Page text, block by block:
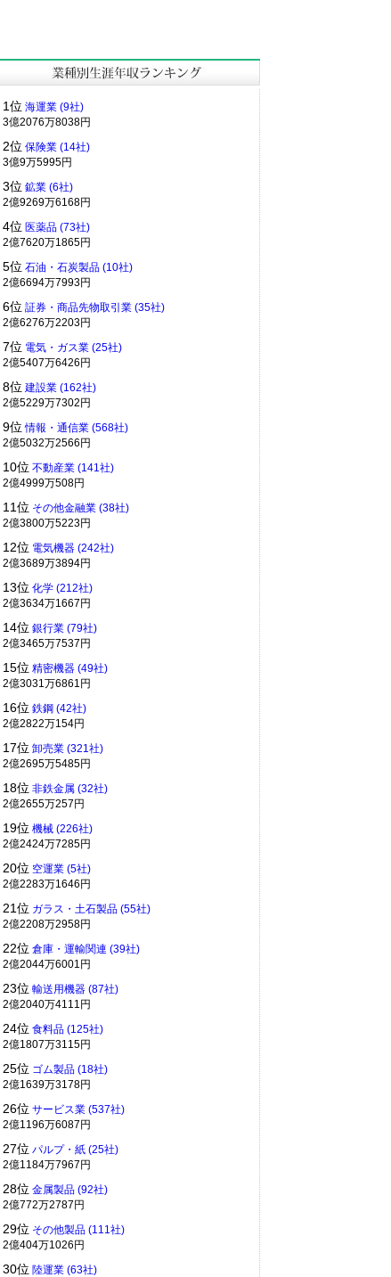
1位 海運業 (9社)
3億2076万8038円
2位 保険業 (14社)
3億9万5995円
3位 鉱業 (6社)
2億9269万6168円
4位 医薬品 (73社)
2億7620万1865円
5位 石油・石炭製品 (10社)
2億6694万7993円
6位 証券・商品先物取引業 (35社)
2億6276万2203円
7位 電気・ガス業 (25社)
2億5407万6426円
8位 建設業 (162社)
2億5229万7302円
9位 情報・通信業 (568社)
2億5032万2566円
10位 不動産業 (141社)
2億4999万508円
11位 その他金融業 (38社)
2億3800万5223円
12位 電気機器 (242社)
2億3689万3894円
13位 化学 (212社)
2億3634万1667円
14位 銀行業 (79社)
2億3465万7537円
15位 精密機器 (49社)
2億3031万6861円
16位 鉄鋼 (42社)
2億2822万154円
17位 卸売業 (321社)
2億2695万5485円
18位 非鉄金属 (32社)
2億2655万257円
19位 機械 (226社)
2億2424万7285円
20位 空運業 (5社)
2億2283万1646円
21位 ガラス・土石製品 (55社)
2億2208万2958円
22位 倉庫・運輸関連 (39社)
2億2044万6001円
23位 輸送用機器 (87社)
2億2040万4111円
24位 食料品 (125社)
2億1807万3115円
25位 ゴム製品 (18社)
2億1639万3178円
26位 サービス業 (537社)
2億1196万6087円
27位 パルプ・紙 (25社)
2億1184万7967円
28位 金属製品 (92社)
2億772万2787円
29位 その他製品 (111社)
2億404万1026円
30位 陸運業 (63社)